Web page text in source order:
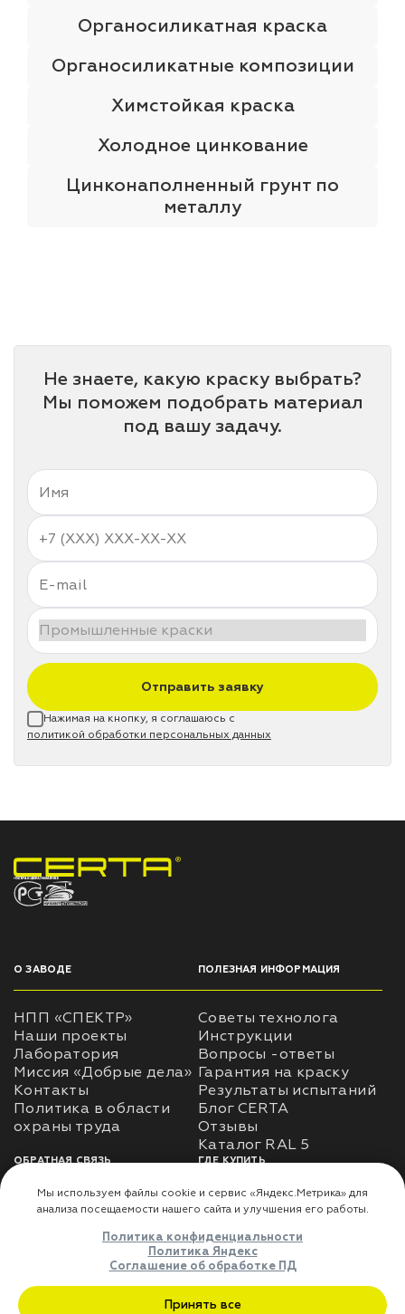
Органосиликатная краска
Органосиликатные композиции
Химстойкая краска
Холодное цинкование
Цинконаполненный грунт по
металлу
Не знаете, какую краску выбрать?
Мы поможем подобрать материал
под вашу задачу.
Отправить заявку
Нажимая на кнопку, я соглашаюсь с
политикой обработки персональных данных
НПП «СПЕКТР» ЗАВОД ЛАКОКРАСОЧНЫХ МАТЕРИАЛОВ
О ЗАВОДЕ
НПП «СПЕКТР»
Наши проекты
Лаборатория
Миссия «Добрые дела»
Контакты
Политика в области
ПОЛЕЗНАЯ ИНФОРМАЦИЯ
Советы технолога
Инструкции
Вопросы -ответы
Гарантия на краску
Результаты испытаний
Блог CERTA
Отзывы
Каталог RAL 5
ОБРАТНАЯ СВЯЗЬ
Использование
использования личных
Оферта
ГДЕ КУПИТЬ
Доставка
Где купить
ДЛЯ ПАРТНЁРОВ